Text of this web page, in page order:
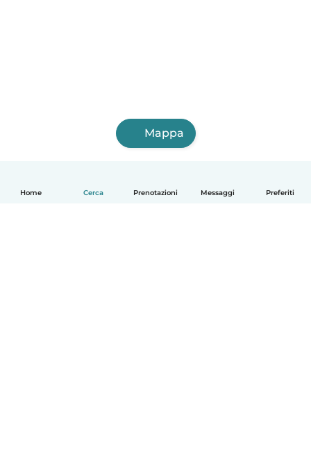
Home Cerca Prenotazioni Messaggi Preferiti
Mappa